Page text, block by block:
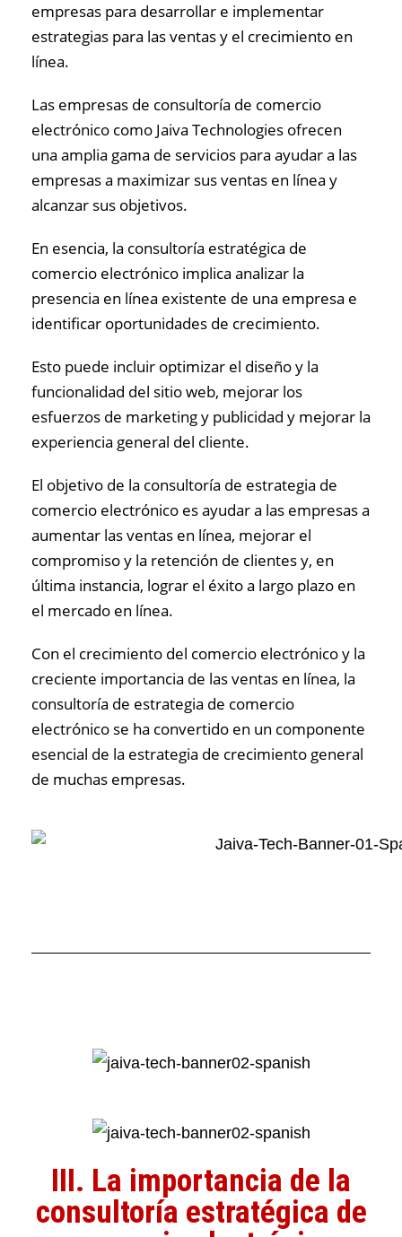
empresas para desarrollar e implementar
estrategias para las ventas y el crecimiento en
línea.
Las empresas de consultoría de comercio
electrónico como Jaiva Technologies ofrecen
una amplia gama de servicios para ayudar a las
empresas a maximizar sus ventas en línea y
alcanzar sus objetivos.
En esencia, la consultoría estratégica de
comercio electrónico implica analizar la
presencia en línea existente de una empresa e
identificar oportunidades de crecimiento.
Esto puede incluir optimizar el diseño y la
funcionalidad del sitio web, mejorar los
esfuerzos de marketing y publicidad y mejorar la
experiencia general del cliente.
El objetivo de la consultoría de estrategia de
comercio electrónico es ayudar a las empresas a
aumentar las ventas en línea, mejorar el
compromiso y la retención de clientes y, en
última instancia, lograr el éxito a largo plazo en
el mercado en línea.
Con el crecimiento del comercio electrónico y la
creciente importancia de las ventas en línea, la
consultoría de estrategia de comercio
electrónico se ha convertido en un componente
esencial de la estrategia de crecimiento general
de muchas empresas.
III. La importancia de la
consultoría estratégica de